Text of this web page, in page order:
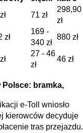
71 zł
298,90
zł
zł
169 -
340 zł
880 zł
27 - 46
zł
46 zł
Polsce: bramka,
e-Toll wniosło
kierowców decyduje
tras przejazdu.